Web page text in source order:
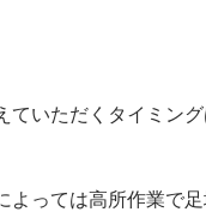
ていただくタイミン
よっては高所作業で